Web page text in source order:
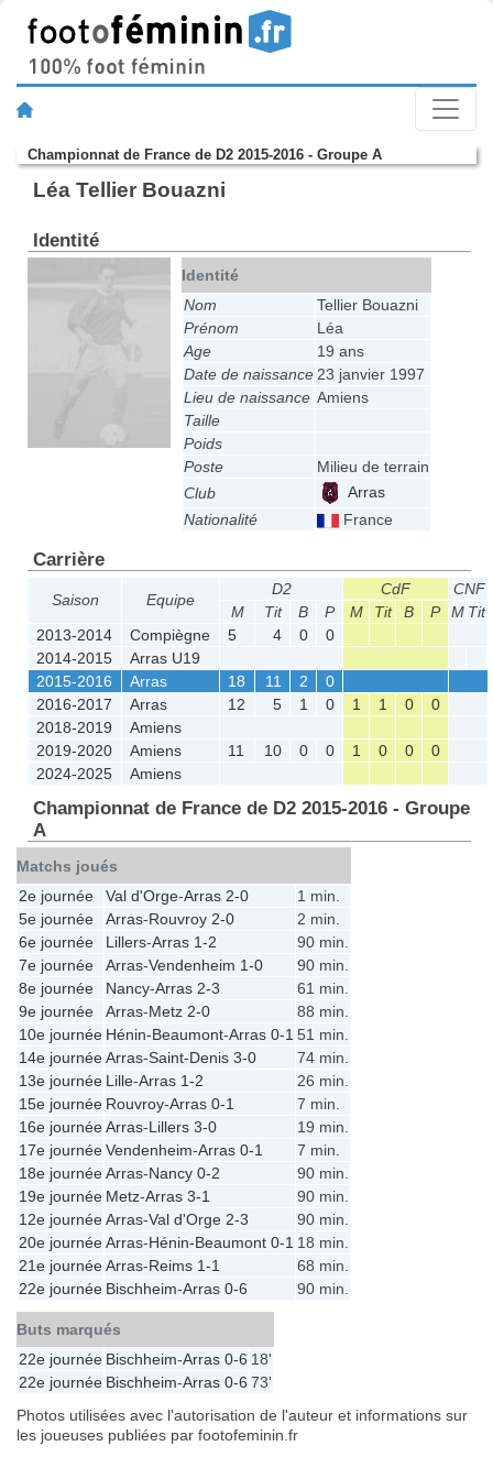
Championnat de France de D2 2015-2016 - Groupe A
Léa Tellier Bouazni
Identité
Identité
Nom
Tellier Bouazni
Prénom
Léa
Age
19 ans
Date de naissance 23 janvier 1997
Lieu de naissance Amiens
Taille
Poids
Poste
Milieu de terrain
Club
Arras
Nationalité
France
Carrière
Saison Equipe
D2 CdF
CNF
M
Tit B P M Tit B P M Tit
2013-2014
Compiègne 5 4 0
0
2014-2015
Arras U19
2015-2016
Arras 18 11 2
0
2016-2017
Arras 12 5 1 0 1 1 0
0
2018-2019
Amiens
2019-2020
Amiens 11 10 0 0 1 0 0
0
2024-2025
Amiens
Championnat de France de D2 2015-2016 - Groupe
A
Matchs joués
2e journée
Val d'Orge-Arras 2-0
1 min.
5e journée
Arras-Rouvroy 2-0
2 min.
6e journée
Lillers-Arras 1-2
90 min.
7e journée
Arras-Vendenheim 1-0
90 min.
8e journée
Nancy-Arras 2-3
61 min.
9e journée
Arras-Metz 2-0
88 min.
10e journée Hénin-Beaumont-Arras 0-1 51 min.
14e journéeArras-Saint-Denis 3-0
74 min.
13e journée Lille-Arras 1-2
26 min.
15e journée Rouvroy-Arras 0-1
7 min.
16e journéeArras-Lillers 3-0
19 min.
17e journéeVendenheim-Arras 0-1
7 min.
18e journéeArras-Nancy 0-2
90 min.
19e journée Metz-Arras 3-1
90 min.
12e journéeArras-Val d'Orge 2-3
90 min.
20e journéeArras-Hénin-Beaumont 0-1 18 min.
21e journéeArras-Reims 1-1
68 min.
22e journée Bischheim-Arras 0-6 90 min.
Buts marqués
22e journée Bischheim-Arras 0-6 18'
22e journée Bischheim-Arras 0-6 73'
Photos utilisées avec l'autorisation de l'auteur et informations sur
les joueuses publiées par footofeminin.fr